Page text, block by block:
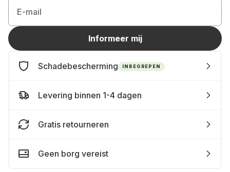
E-mail
Informeer mij
Schadebescherming INBEGREPEN
Levering binnen 1-4 dagen
Gratis retourneren
Geen borg vereist